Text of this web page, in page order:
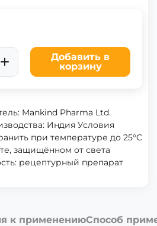
Добавить в
корзину
Mankind Pharma Ltd.
Индия Условия
при температуре до 25°C
защищённом от света
рецептурный препарат
к применениюСпособ